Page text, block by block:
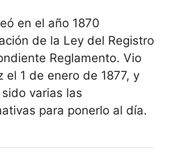
en el año 1870
de la Ley del Registro
Reglamento. Vio
el 1 de enero de 1877, y
varias las
para ponerlo al día.